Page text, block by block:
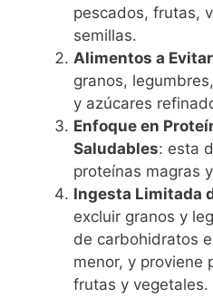
pescados, frutas,
semillas.
Alimentos a Evitar
granos,
y azúcares
Enfoque en
Saludables: esta
proteínas magras
Ingesta Limitada
excluir granos y
de carbohidratos
menor, y proviene
frutas y vegetales.